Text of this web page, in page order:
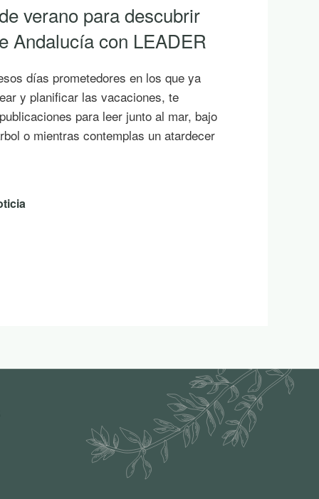
verano para descubrir
Andalucía con LEADER
días prometedores en los que ya
y planificar las vacaciones, te
para leer junto al mar, bajo
o mientras contemplas un atardecer